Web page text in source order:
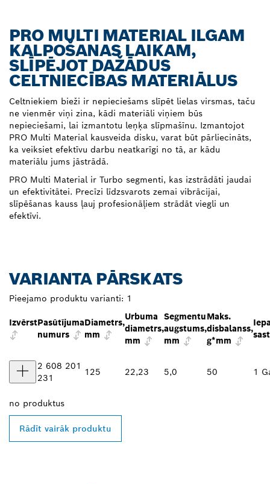
PRO MULTI MATERIAL ILGAM
KALPOŠANAS LAIKAM,
SLĪPĒJOT DAŽĀDUS
CELTNIECĪBAS MATERIĀLUS
Celtniekiem bieži ir nepieciešams slīpēt lielas virsmas, taču
ne vienmēr viņi zina, kādi materiāli viņiem būs
nepieciešami, lai izmantotu leņķa slīpmašīnu. Izmantojot
PRO Multi Material kausveida disku, varat būt pārliecināts,
ka veiksiet efektīvu darbu neatkarīgi no tā, ar kādu
materiālu jums jāstrādā.
PRO Multi Material ir Turbo segmenti, kas izstrādāti jaudai
un efektivitātei. Precīzi līdzsvarots zemai vibrācijai,
slīpēšanas kauss ļauj profesionāļiem strādāt viegli un
efektīvi.
VARIANTA PĀRSKATS
Pieejamo produktu varianti: 1
IzvērstPasūtījuma
numurs
Diametrs,
mm
Urbuma
diametrs,
mm
Segmentu
augstums,
mm
Maks.
disbalanss,
g*mm
2 608 201
231
125 22,23 5,0 50 1
no produktus
Rādīt vairāk produktu